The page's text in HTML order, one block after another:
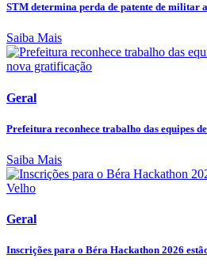
STM determina perda de patente de militar
Saiba Mais
Geral
Prefeitura reconhece trabalho das equipes
Saiba Mais
Geral
Inscrições para o Béra Hackathon 2026